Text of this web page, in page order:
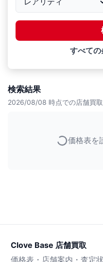
すべて
検索結果
2026/08/08 時点での店舗買取
価格表を
Clove Base 店舗買取
価格表・店舗案内・査定